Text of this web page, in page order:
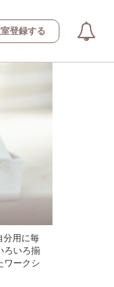
登録する
分用に毎
ろいろ揃
ワークシ